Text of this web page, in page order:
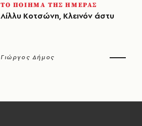
ΤΟ ΠΟΙΗΜΑ ΤΗΣ ΗΜΕΡΑΣ
Λίλλυ Κοτσώνη, Κλεινόν άστυ
Γιώργος Δήμος